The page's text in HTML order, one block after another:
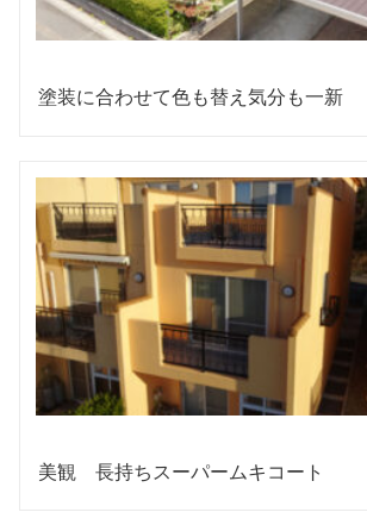
塗装に合わせて色も替え気分も一新
美観 長持ちスーパームキコート